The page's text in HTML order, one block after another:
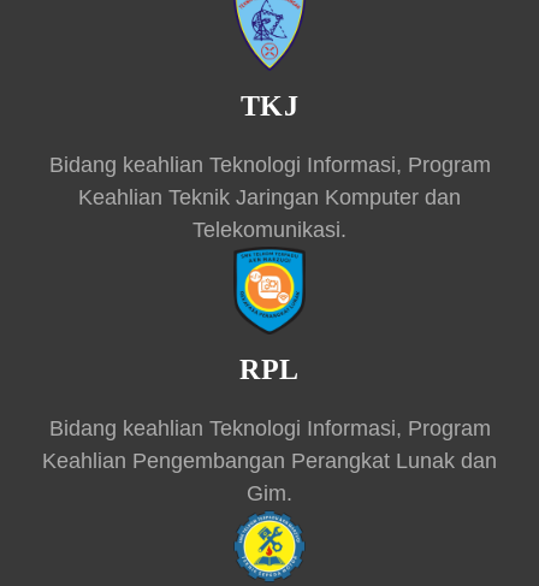
TKJ
Bidang keahlian Teknologi Informasi, Program
Keahlian Teknik Jaringan Komputer dan
Telekomunikasi.
RPL
Bidang keahlian Teknologi Informasi, Program
Keahlian Pengembangan Perangkat Lunak dan
Gim.